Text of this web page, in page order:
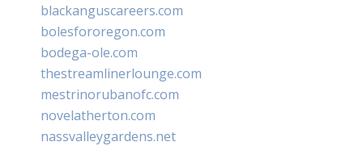
blackanguscareers.com
bolesfororegon.com
bodega-ole.com
thestreamlinerlounge.com
mestrinorubanofc.com
novelatherton.com
nassvalleygardens.net